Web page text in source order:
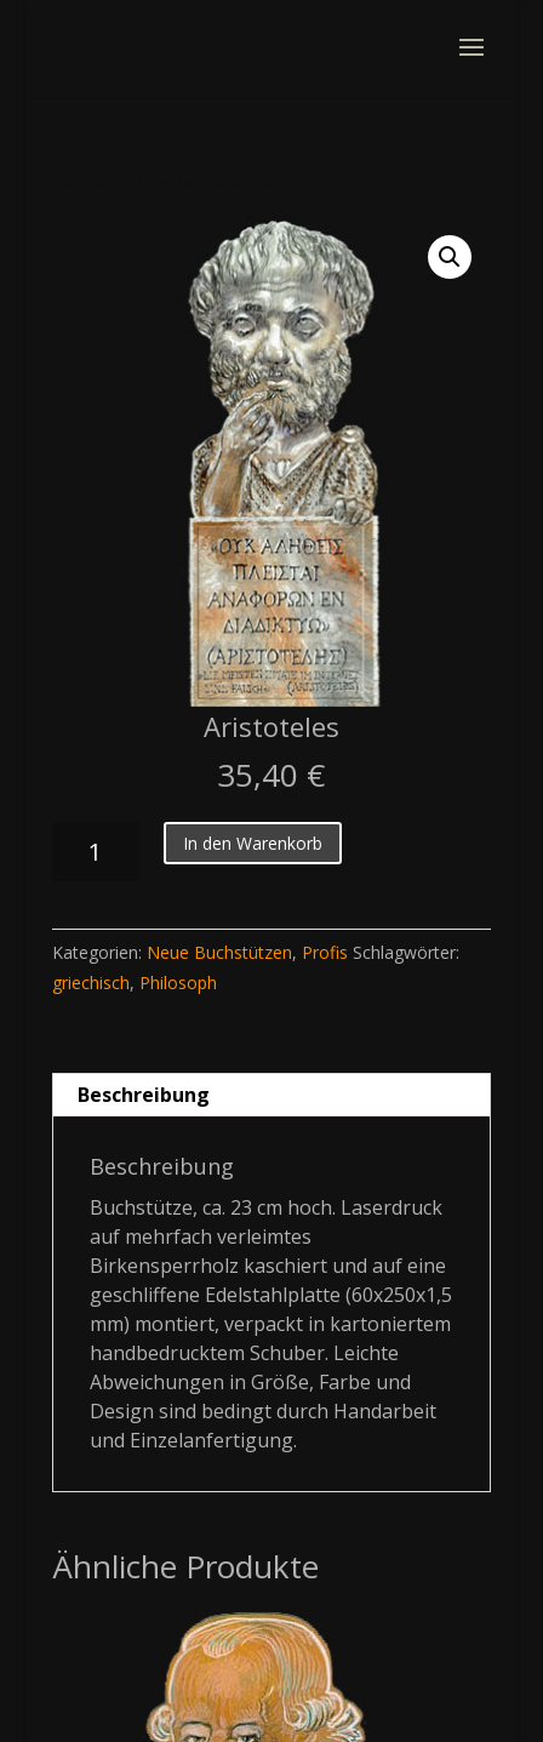
Aristoteles
35,40 €
Menge
In den Warenkorb
Kategorien: Neue Buchstützen, Profis Schlagwörter:
griechisch, Philosoph
Beschreibung
Beschreibung
Buchstütze, ca. 23 cm hoch. Laserdruck
auf mehrfach verleimtes
Birkensperrholz kaschiert und auf eine
geschliffene Edelstahlplatte (60x250x1,5
mm) montiert, verpackt in kartoniertem
handbedrucktem Schuber. Leichte
Abweichungen in Größe, Farbe und
Design sind bedingt durch Handarbeit
und Einzelanfertigung.
Ähnliche Produkte